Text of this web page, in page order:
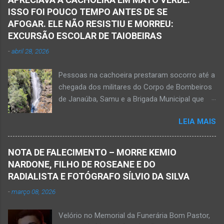
Janaúba seguiram para o local. Uma mulher
morreu e a outra vítima ficou gravemente
ferida e foi levada pelos socorristas do Samu
para o hospital na cidade de Monte Azul. Essa
do Suporte Aéreo Avançado de Vida (SAAV)
para unidade hospi...
ISSO FOI POUCO TEMPO ANTES DE SE
AFOGAR. ELE NÃO RESISTIU E MORREU:
EXCURSÃO ESCOLAR DE TAIOBEIRAS
-abril 28, 2026
Pessoas na cachoeira prestaram socorro até a
chegada dos militares do Corpo de Bombeiros
de Janaúba, Samu e a Brigada Municipal que
resistiu e foi a óbito Foto álbum pessoal Kauan
Pereira Alves publicou em sua rede social a
foto em que apreciava a Cachoeira Maria Rosa,
em Mato Verde, pouco tempo antes de se
afogar e depois vir a óbito nesta terça-feira, dia
socorrem estudante que se afogou em
LEIA MAIS
NOTA DE FALECIMENTO – MORRE KEMIO
NARDONE, FILHO DE ROSEANE E DO
RADIALISTA E FOTÓGRAFO SÍLVIO DA SILVA
-março 08, 2026
Velório no Memorial da Funerária Bom Pastor,